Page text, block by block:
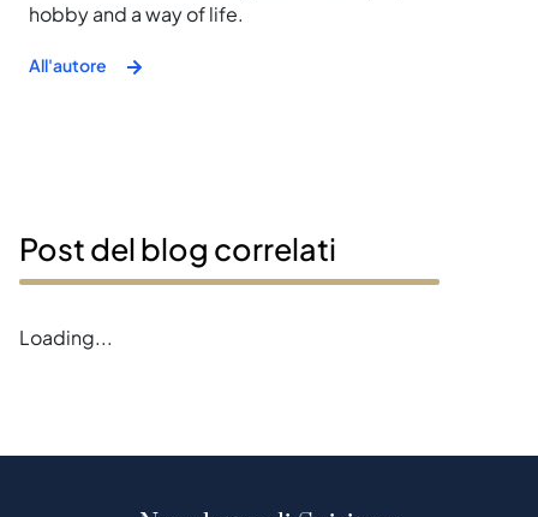
hobby and a way of life.
All'autore
Post del blog correlati
Error loading blogs